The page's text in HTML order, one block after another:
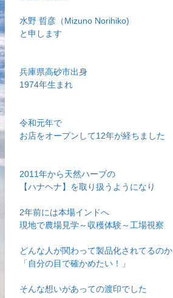
水野 哲彦（Mizuno Norihiko)
と申します
兵庫県高砂市出身
1974年生まれ
令和元年で
お店をオープンして12年が経ちました
2011年から天然ハーブの
【ハナヘナ】を取り扱うようになり
2年前には本場インドへ
現地で農場見学～収穫体験～工場視察
どんな人が関わって製品化されてるのか
「自分の目で確かめたい！」
そんな想いがあっての渡印でした